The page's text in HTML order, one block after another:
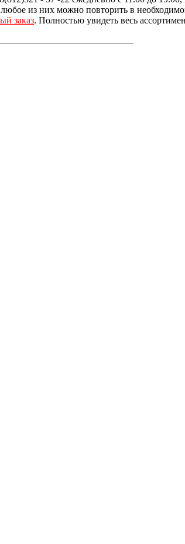
из них можно повторить в
заказ. Полностью увидеть весь